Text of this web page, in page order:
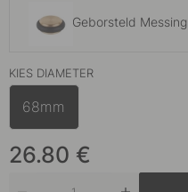
Geborsteld Messing
Mat Zwart
KIES DIAMETER
68mm
26.80 €